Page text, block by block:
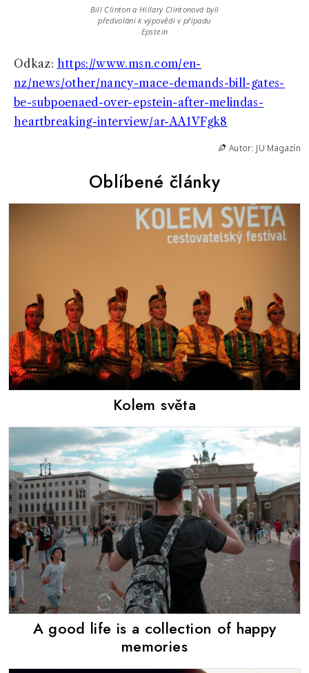
Bill Clinton a Hillary Clintonová byli
předvoláni k výpovědi v případu
Epstein
Odkaz: https://www.msn.com/en-
nz/news/other/nancy-mace-demands-bill-gates-
be-subpoenaed-over-epstein-after-melindas-
heartbreaking-interview/ar-AA1VFgk8
Autor: JU Magazín
Oblíbené články
Kolem světa
A good life is a collection of happy
memories